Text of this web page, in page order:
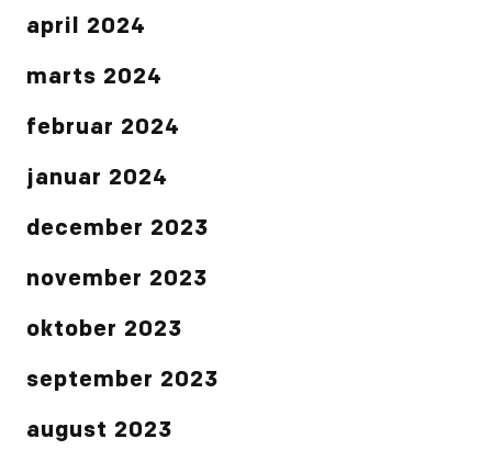
april 2024
marts 2024
februar 2024
januar 2024
december 2023
november 2023
oktober 2023
september 2023
august 2023